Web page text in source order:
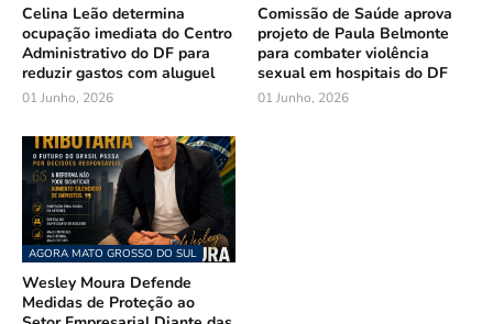
Celina Leão determina
ocupação imediata do Centro
Administrativo do DF para
reduzir gastos com aluguel
01 Junho, 2026
Comissão de Saúde aprova
projeto de Paula Belmonte
para combater violência
sexual em hospitais do DF
01 Junho, 2026
AGORA MATO GROSSO DO SUL
Wesley Moura Defende
Medidas de Proteção ao